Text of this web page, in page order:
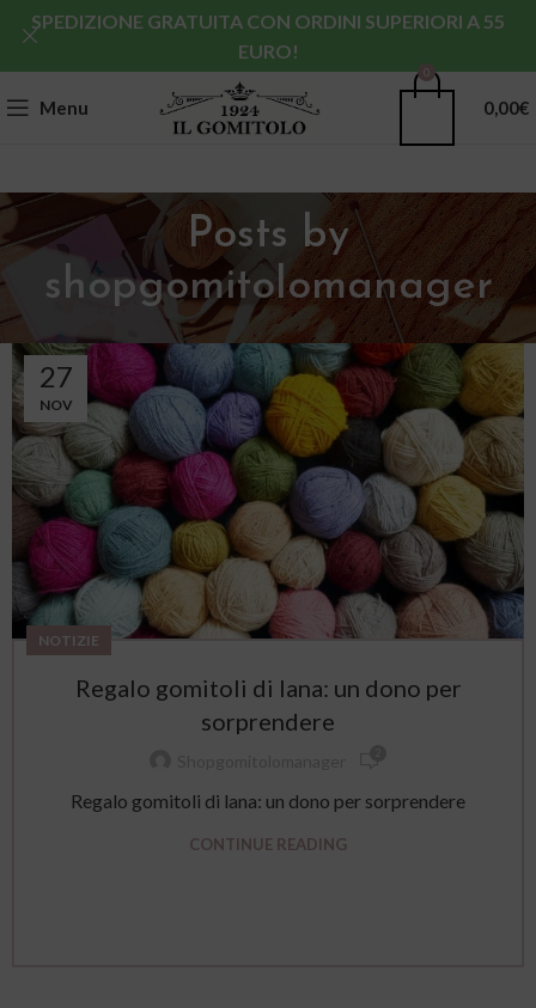
Menu 0,00€
Posts by
shopgomitolomanager
27
NOV
NOTIZIE
Regalo gomitoli di lana: un dono per
sorprendere
Regalo gomitoli di lana: un dono per sorprendere
CONTINUE READING
SPEDIZIONE GRATUITA CON ORDINI SUPERIORI A 55
EURO!